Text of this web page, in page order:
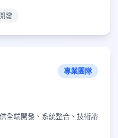
發
專業團隊
全端開發、系統整合、技術諮